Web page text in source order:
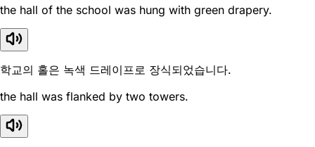
the hall of the school was hung with green drapery.
학교의 홀은 녹색 드레이프로 장식되었습니다.
the hall was flanked by two towers.